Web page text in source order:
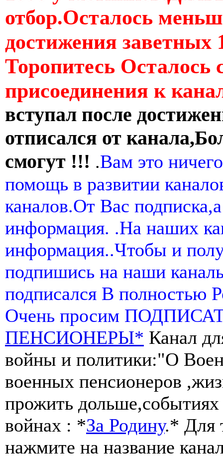
отбор.Осталось
достижения заветных
Торопитесь Осталось
присоединения к
вступал после
отписался от
смогут !!! .Вам это
помощь в развитии
каналов.От Вас
информация. .На наших
информация..Чтобы и
подпишись на наши
подписался В полностью
Очень просим
ПЕНСИОНЕРЫ* Канал
войны и политики:"О
военных пенсионеров
прожить
войнах : *За Родину.* Для
нажмите на название